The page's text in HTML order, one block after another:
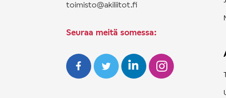
toimisto@akiliitot.fi
Seuraa meitä somessa: